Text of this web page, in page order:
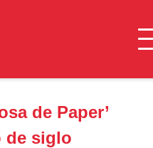
de Paper’
de siglo